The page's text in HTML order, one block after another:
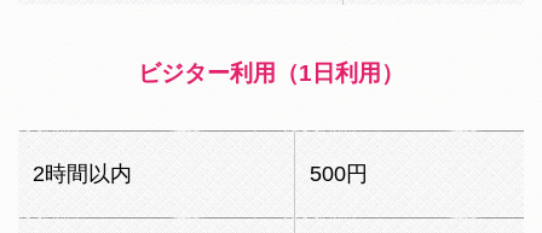
ビジター利用（1日利用）
2時間以内 500円